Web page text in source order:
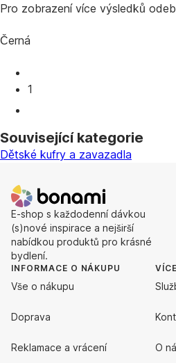
Pro zobrazení více výsledků
Černá
1
Související kategorie
Dětské kufry a zavazadla
E-shop s každodenní dávkou
(s)nové inspirace a nejširší
nabídkou produktů pro krásné
bydlení.
INFORMACE O NÁKUPU
Vše o nákupu
Doprava
Reklamace a vrácení O